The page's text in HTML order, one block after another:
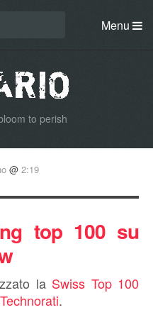
Menu
to perish
@ 2:19
top 100 su
la Swiss Top 100
Technorati.